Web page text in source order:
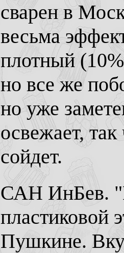
сварен в
весьма
плотный
но все же
но уже
освежает,
сойдет.
САН ИнБев.
пластиковой
Пушкине.